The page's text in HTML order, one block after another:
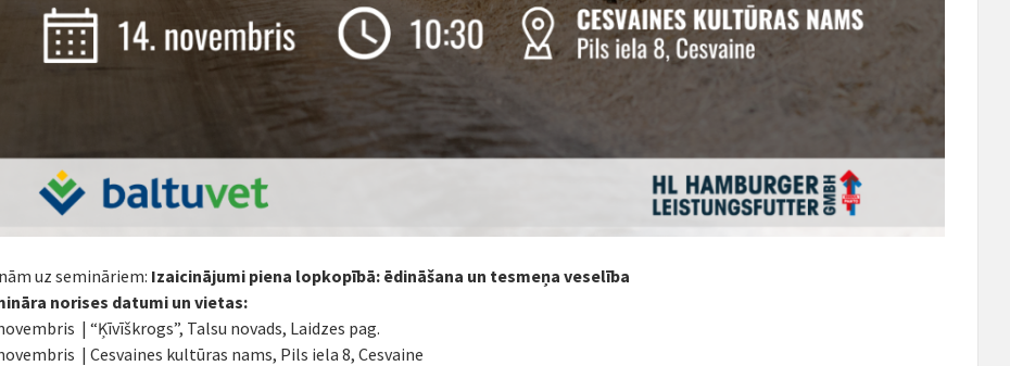
uz semināriem: Izaicinājumi piena lopkopībā: ēdināšana un tesmeņa veselība
norises datumi un vietas:
| “Ķīvīškrogs”, Talsu novads, Laidzes pag.
| Cesvaines kultūras nams, Pils iela 8, Cesvaine